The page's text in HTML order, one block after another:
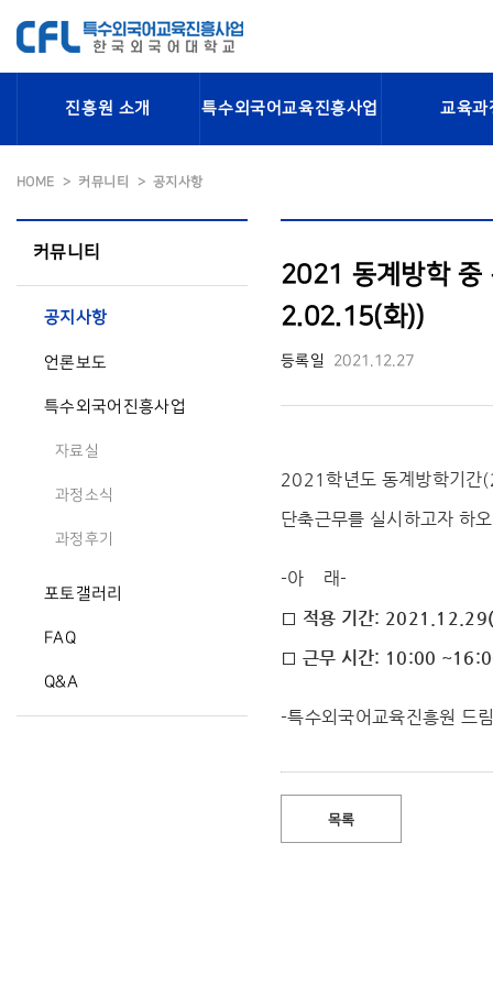
진흥원 소개 특수외국어교육진흥사업 교육과
HOME 커뮤니티 공지사항
커뮤니티
공지사항
언론보도
특수외국어진흥사업
자료실
과정소식
과정후기
포토갤러리
FAQ
Q&A
2021 동계방학 중
2.02.15(화))
등록일 2021.12.27
2021학년도 동계방학기
단축근무를 실시하고자 하
-아 래-
□ 적용 기간:
□ 근무 시간: 10:00
-특수외국어교육진흥원 드
목록